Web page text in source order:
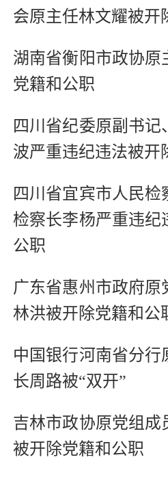
会原主任林文耀被开
湖南省衡阳市政协原
党籍和公职
四川省纪委原副书
波严重违纪违法被开
四川省宜宾市人民检
检察长李杨严重违纪
公职
广东省惠州市政府原
林洪被开除党籍和公
中国银行河南省分行
长周路被“双开”
吉林市政协原党组成
被开除党籍和公职